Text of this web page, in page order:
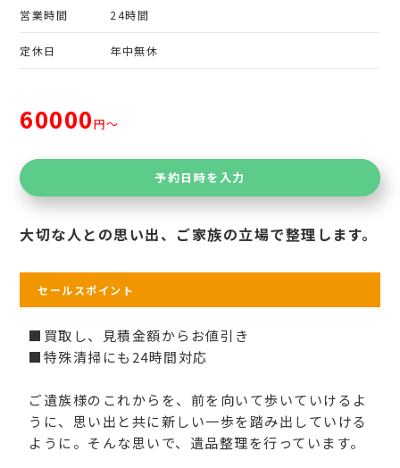
営業時間 24時間
定休日 年中無休
60000円〜
予約日時を入力
大切な人との思い出、ご家族の立場で整理します。
セールスポイント
■買取し、見積金額からお値引き
■特殊清掃にも24時間対応
ご遺族様のこれからを、前を向いて歩いていけるよ
うに、思い出と共に新しい一歩を踏み出していける
ように。そんな思いで、遺品整理を行っています。